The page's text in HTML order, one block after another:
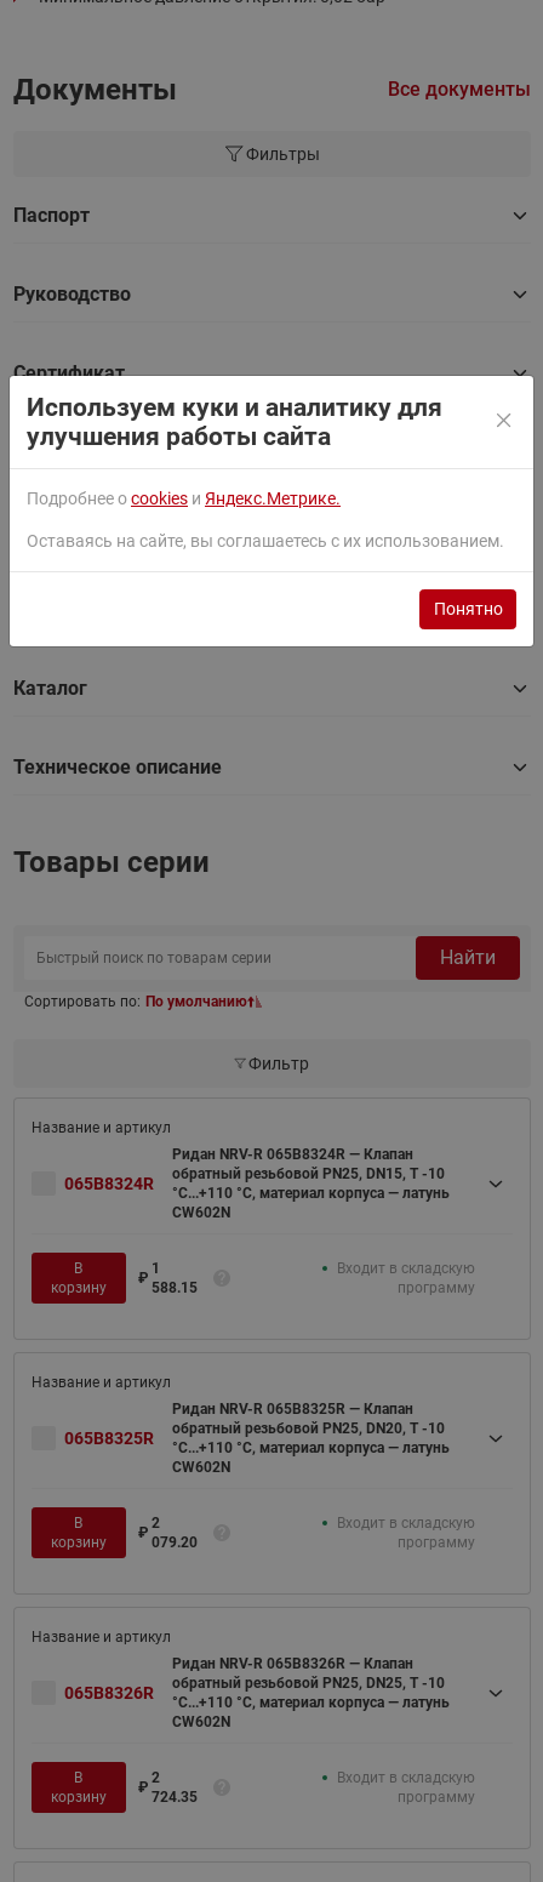
Документы Все документы
Фильтры
Паспорт
Руководство
Сертификат
3D Модель
Письмо о замене
Каталог
Техническое описание
Товары серии
Найти
Сортировать по: По умолчанию
Фильтр
065B8324R
Ридан NRV-R 065B8324R — Клапан
обратный резьбовой PN25, DN15, Т -10
°C...+110 °C, материал корпуса — латунь
CW602N
В
корзину
₽
1
588.15
Входит в складскую
программу
065B8325R
Ридан NRV-R 065B8325R — Клапан
обратный резьбовой PN25, DN20, Т -10
°C...+110 °C, материал корпуса — латунь
CW602N
В
корзину
₽
2
079.20
Входит в складскую
программу
065B8326R
Ридан NRV-R 065B8326R — Клапан
обратный резьбовой PN25, DN25, Т -10
°C...+110 °C, материал корпуса — латунь
CW602N
В
корзину
₽
2
724.35
Входит в складскую
программу
Используем куки и аналитику для
улучшения работы сайта
Подробнее оcookies и Яндекс.Метрике.
Оставаясь на сайте, вы соглашаетесь с их использованием.
Понятно